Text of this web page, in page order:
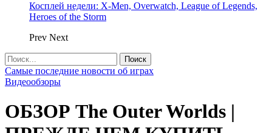
Косплей недели: X-Men, Overwatch, League of Legends,
Heroes of the Storm
Prev Next
Самые последние новости об играх
Видеообзоры
ОБЗОР The Outer Worlds |